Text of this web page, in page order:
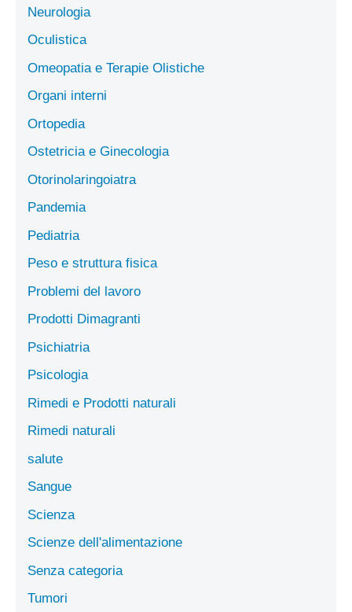
Neurologia
Oculistica
Omeopatia e Terapie Olistiche
Organi interni
Ortopedia
Ostetricia e Ginecologia
Otorinolaringoiatra
Pandemia
Pediatria
Peso e struttura fisica
Problemi del lavoro
Prodotti Dimagranti
Psichiatria
Psicologia
Rimedi e Prodotti naturali
Rimedi naturali
salute
Sangue
Scienza
Scienze dell'alimentazione
Senza categoria
Tumori